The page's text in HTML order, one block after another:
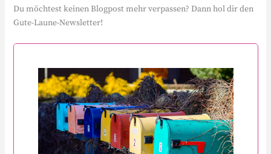
Du möchtest keinen Blogpost mehr verpassen? Dann hol dir den
Gute-Laune-Newsletter!